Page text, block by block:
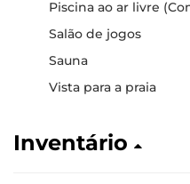
Piscina ao ar livre
Salão de jogos
Sauna
Vista para a praia
Inventário